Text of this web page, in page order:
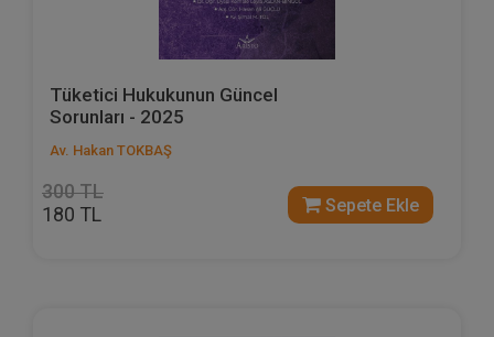
Tüketici Hukukunun Güncel
Sorunları - 2025
Av. Hakan TOKBAŞ
300 TL
180 TL Sepete Ekle